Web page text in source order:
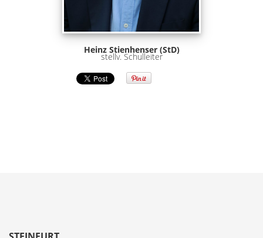
Heinz Stienhenser (StD)
stellv. Schulleiter